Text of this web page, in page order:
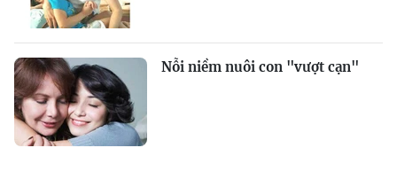
Nỗi niềm nuôi con "vượt cạn"